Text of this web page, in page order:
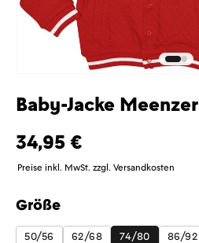
Baby-Jacke Meenzer
34,95 €
Preise inkl. MwSt. zzgl. Versandkosten
Größe
auswählen
50/56 62/68 74/80 86/92